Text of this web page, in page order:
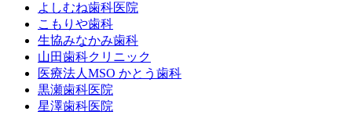
よしむね歯科医院
こもりや歯科
生協みなかみ歯科
山田歯科クリニック
医療法人MSO かとう歯科
黒瀬歯科医院
星澤歯科医院